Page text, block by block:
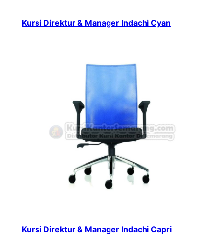
Kursi Direktur & Manager Indachi Cyan
Kursi Direktur & Manager Indachi Capri